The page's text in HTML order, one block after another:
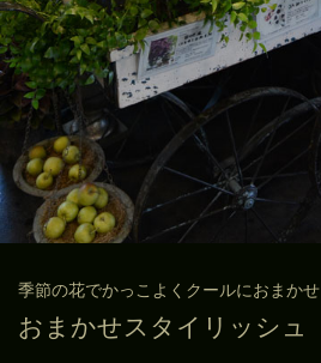
季節の花でかっこよくクールにおまかせ
おまかせスタイリッシュ